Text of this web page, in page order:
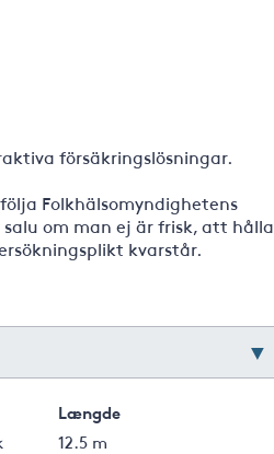
försäkringslösningar.
Folkhälsomyndighetens
om man ej är frisk, att hålla
kvarstår.
Længde
12.5 m